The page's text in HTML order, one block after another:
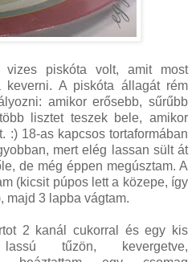
piskóta volt, amit most
keverni. A piskóta állagát rém
amikor erősebb, sűrűbb
lisztet teszek bele, amikor
:) 18-as kapcsos tortaformában
mert elég lassan sült át
de még éppen megúsztam. A
(kicsit púpos lett a közepe, így
majd 3 lapba vágtam.
2 kanál cukorral és egy kis
tűzön, kevergetve,